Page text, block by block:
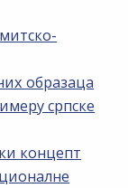
образаца
српске
концепт